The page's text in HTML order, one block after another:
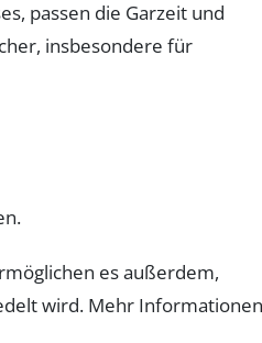
passen die Garzeit und
insbesondere für
es außerdem,
wird. Mehr